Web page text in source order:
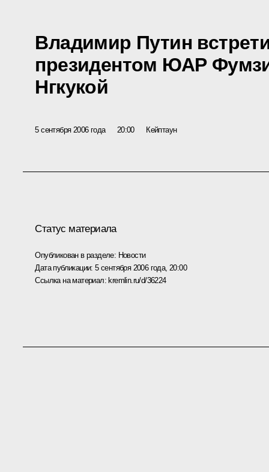
Владимир Путин
президентом ЮАР
Нгкукой
5 сентября 2006 года 20:00 Кейптаун
Статус материала
Опубликован в разделе: Новости
Дата публикации:5 сентября 2006 года, 20:00
Ссылка на материал:kremlin.ru/d/36224